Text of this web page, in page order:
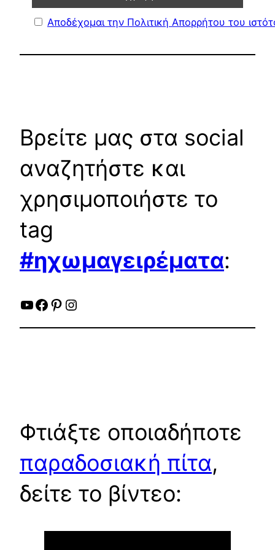
Αποδέχομαι την Πολιτική Απορρήτου του
Βρείτε μας στα social
αναζητήστε και
χρησιμοποιήστε το
tag
#ηχωμαγειρέματα:
YouTube
Facebook
Pinterest
Instagram
Φτιάξτε οποιαδήποτε
παραδοσιακή πίτα,
δείτε το βίντεο: